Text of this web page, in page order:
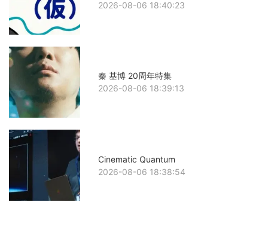
2026-08-06 18:40:23
秦 基博 20周年特集
2026-08-06 18:39:13
Cinematic Quantum
2026-08-06 18:38:54